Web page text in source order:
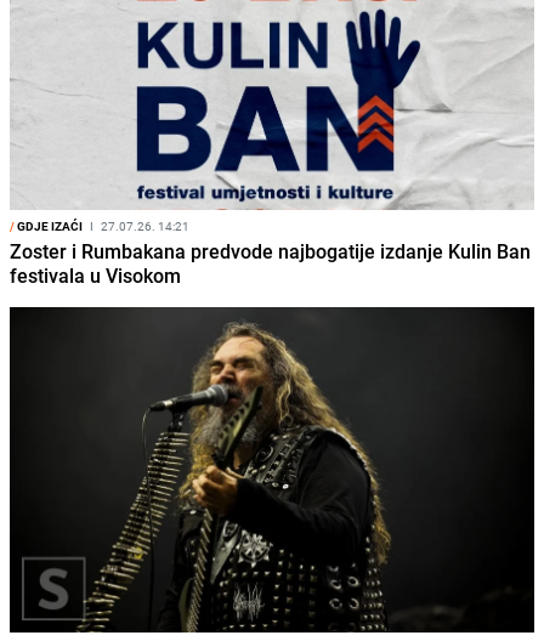
/GDJE IZAĆI I 27.07.26. 14:21
Zoster i Rumbakana predvode najbogatije izdanje Kulin Ban
festivala u Visokom